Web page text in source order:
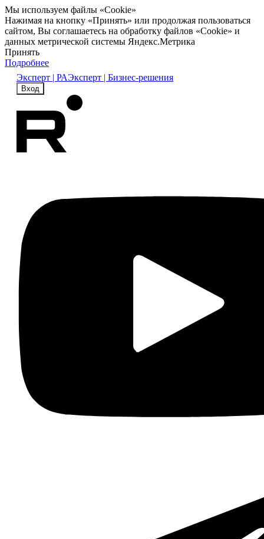
Мы используем файлы «Cookie»
Нажимая на кнопку «Принять» или продолжая пользоваться
сайтом, Вы соглашаетесь на обработку файлов «Cookie» и
данных метрической системы Яндекс.Метрика
Принять
Подробнее
Эксперт | РАЭксперт | Бизнес-решения
Вход